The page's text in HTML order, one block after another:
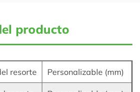
producto
resorte Personalizable (mm)